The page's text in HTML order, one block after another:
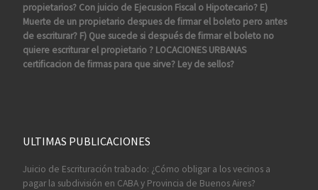
propietarios? Con juicio de Ejecusion Fiscal o Hipotecario? E)
Muerte de un propietario despues de firmar el boleto pero antes
de escriturar? F) Que sucede si después de firmar el boleto no
quiere escriturar el propietario ? LOCACIONES URBANAS
certificacion de firmas para que sirve? Ley de sellos?
ULTIMAS PUBLICACIONES
Juicio de Escrituración trabado: ¿Cómo obligar a los vecinos a
pagar la subdivisión en CABA y Provincia de Buenos Aires?